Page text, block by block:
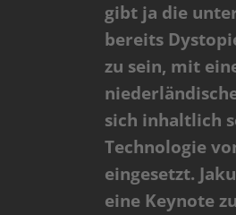
gibt ja die
bereits
zu sein, mit
sich inhaltlich
Technologie
eingesetzt.
eine Keynote